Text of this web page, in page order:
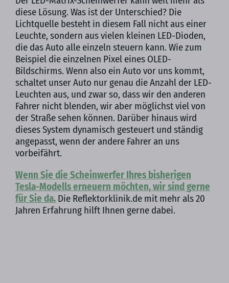
diese Lösung. Was ist der Unterschied? Die
Lichtquelle besteht in diesem Fall nicht aus einer
Leuchte, sondern aus vielen kleinen LED-Dioden,
die das Auto alle einzeln steuern kann. Wie zum
Beispiel die einzelnen Pixel eines OLED-
Bildschirms. Wenn also ein Auto vor uns kommt,
schaltet unser Auto nur genau die Anzahl der LED-
Leuchten aus, und zwar so, dass wir den anderen
Fahrer nicht blenden, wir aber möglichst viel von
der Straße sehen können. Darüber hinaus wird
dieses System dynamisch gesteuert und ständig
angepasst, wenn der andere Fahrer an uns
vorbeifährt.
Wenn Sie die Scheinwerfer Ihres bisherigen
Tesla-Modells erneuern möchten, wir sind gerne
für Sie da.Die Reflektorklinik.de mit mehr als 20
Jahren Erfahrung hilft Ihnen gerne dabei.